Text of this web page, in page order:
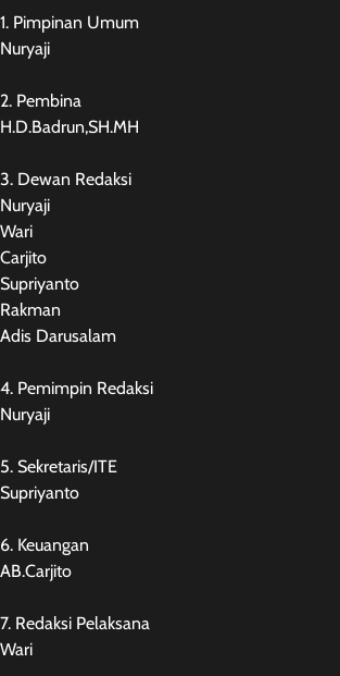
1. Pimpinan Umum
Nuryaji
2. Pembina
H.D.Badrun,SH.MH
3. Dewan Redaksi
Nuryaji
Wari
Carjito
Supriyanto
Rakman
Adis Darusalam
4. Pemimpin Redaksi
Nuryaji
5. Sekretaris/ITE
Supriyanto
6. Keuangan
AB.Carjito
7. Redaksi Pelaksana
Wari